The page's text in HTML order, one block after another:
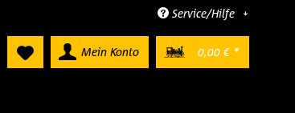
Service/Hilfe
Mein Konto 0,00 € *